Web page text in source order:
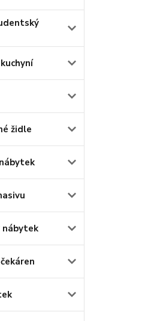
židle
nábytek